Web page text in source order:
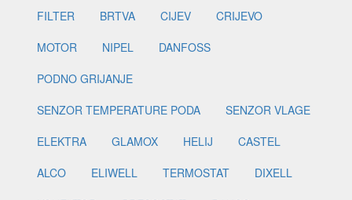
FILTER
BRTVA CIJEV
CRIJEVO
MOTOR
NIPEL
DANFOSS
PODNO GRIJANJE
SENZOR TEMPERATURE PODA
SENZOR VLAGE
ELEKTRA
GLAMOX HELIJ
CASTEL
ALCO
ELIWELL TERMOSTAT
DIXELL